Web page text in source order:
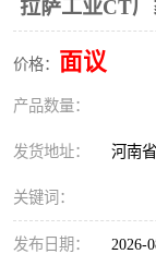
拉萨工业CT
价格： 面议
产品数量：
发货地址： 河南
关键词：
发布日期： 2026-